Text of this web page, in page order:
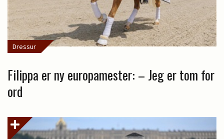
Dressur
Filippa er ny europamester: – Jeg er tom for
ord